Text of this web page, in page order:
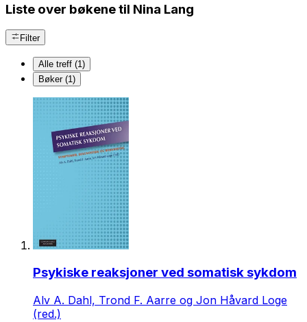
Liste over bøkene til Nina Lang
Filter
Alle treff (1)
Bøker (1)
Psykiske reaksjoner ved somatisk sykdom
Alv A. Dahl, Trond F. Aarre og Jon Håvard Loge
(red.)